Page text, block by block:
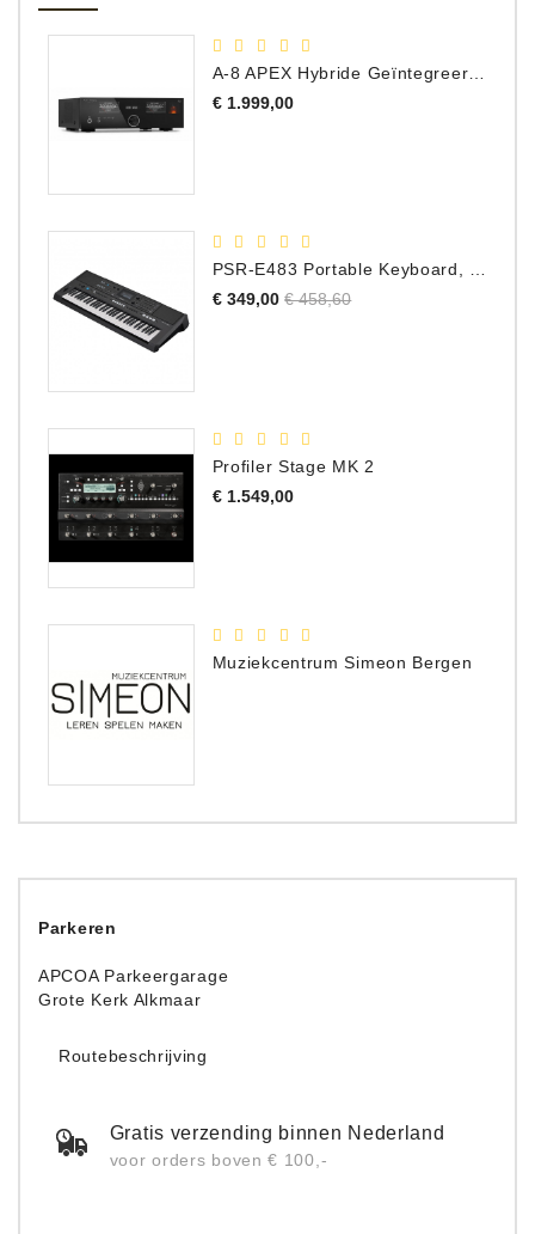
€ 1.999,00Prijs
€ 349,00 Normale
€ 458,60Prijs
Profiler Stage MK 2
€ 1.549,00Prijs
Muziekcentrum Simeon Bergen
Parkeren
APCOA Parkeergarage
Grote Kerk Alkmaar
Routebeschrijving
Gratis verzending binnen Nederland
voor orders boven € 100,-